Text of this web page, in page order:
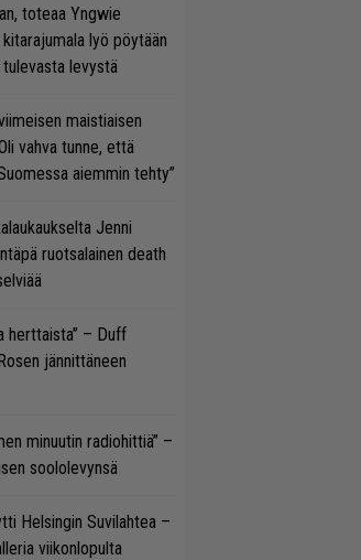
toteaa Yngwie
lyö pöytään
tulevasta levystä
maistiaisen
vahva tunne, että
aiemmin tehty”
Jenni
ruotsalainen death
herttaista” – Duff
jännittäneen
minuutin radiohittiä” –
soololevynsä
Helsingin Suvilahtea –
viikonlopulta